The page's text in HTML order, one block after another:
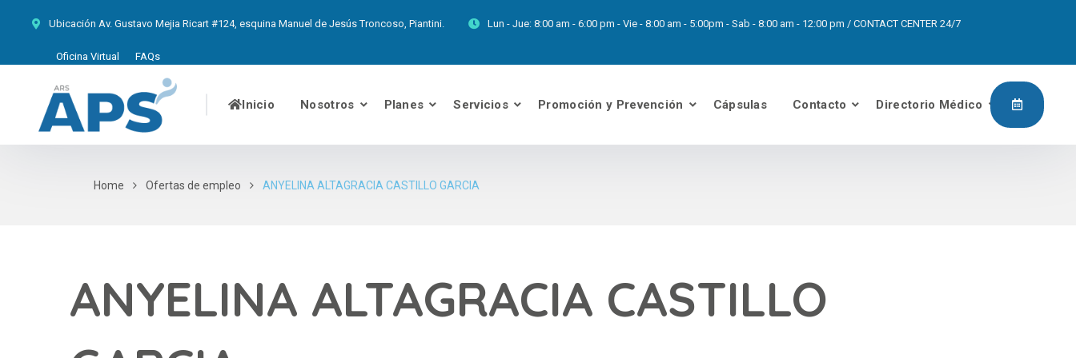
Ubicación Av. Gustavo Mejia Ricart #124, esquina Manuel de Jesús Troncoso, Piantini. Lun - Jue: 8:00 am - 6:00 pm - Vie - 8:00 am - 5:00pm - Sab - 8:00 am - 12:00 pm / CONTACT CENTER 24/7
Oficina Virtual FAQs
Inicio Nosotros Planes Servicios Promoción y Prevención Cápsulas Contacto Directorio Médico
Home Ofertas de empleo ANYELINA ALTAGRACIA CASTILLO GARCIA
ANYELINA ALTAGRACIA CASTILLO